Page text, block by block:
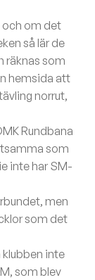
och om det
så lär de
räknas som
hemsida att
norrut,
Rundbana
som
inte har SM-
men
som det
klubben inte
som blev